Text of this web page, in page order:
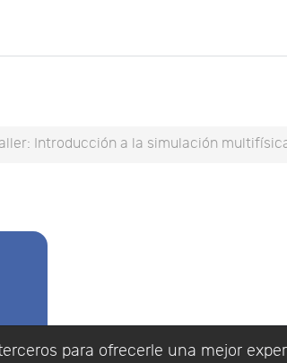
para ofrecerle una mejor
Introducción a la simulación